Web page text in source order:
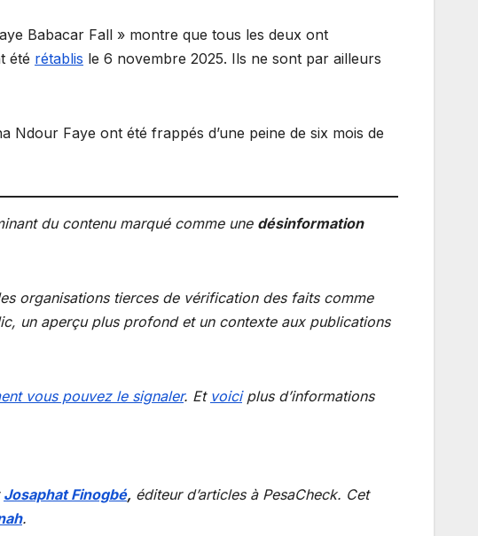
Babacar Fall » montre que tous les deux ont
été rétablis le 6 novembre 2025. Ils ne sont par ailleurs
Faye ont été frappés d’une peine de six mois de
du contenu marqué comme une désinformation
organisations tierces de vérification des faits comme
un aperçu plus profond et un contexte aux publications
vous pouvez le signaler. Et voiciplus d’informations
Josaphat Finogbé, éditeur d’articles à PesaCheck. Cet
.